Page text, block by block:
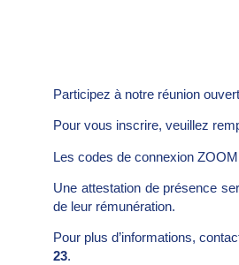
Participez à notre réunion
Pour vous inscrire, veuillez
Les codes de connexion
Une attestation de présence
de leur rémunération.
Pour plus d’informations,
23.